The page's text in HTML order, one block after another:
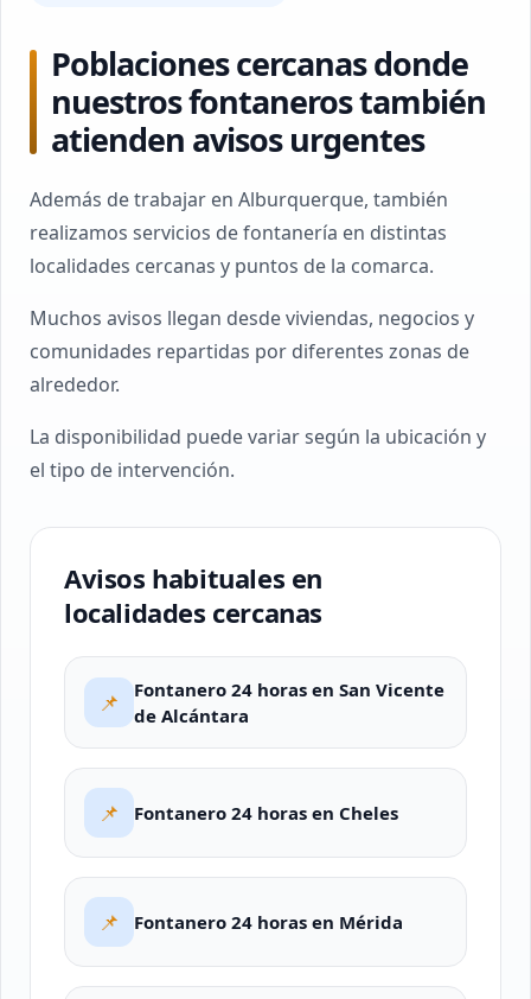
Poblaciones cercanas donde
nuestros fontaneros también
atienden avisos urgentes
Además de trabajar en Alburquerque, también
realizamos servicios de fontanería en distintas
localidades cercanas y puntos de la comarca.
Muchos avisos llegan desde viviendas, negocios y
comunidades repartidas por diferentes zonas de
alrededor.
La disponibilidad puede variar según la ubicación y
el tipo de intervención.
Avisos habituales en
localidades cercanas
📌
Fontanero 24 horas en San Vicente
de Alcántara
📌 Fontanero 24 horas en Cheles
📌 Fontanero 24 horas en Mérida